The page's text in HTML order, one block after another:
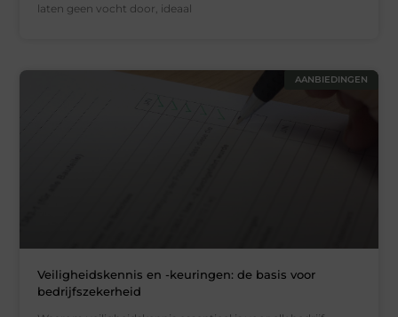
laten geen vocht door, ideaal
AANBIEDINGEN
Veiligheidskennis en -keuringen: de basis voor
bedrijfszekerheid